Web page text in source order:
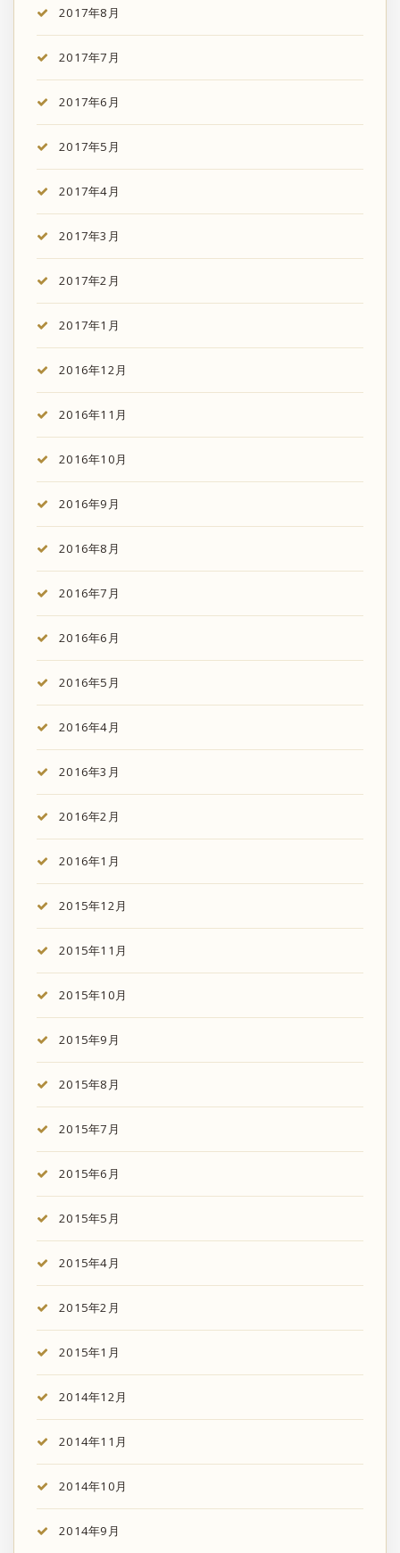
2017年8月
2017年7月
2017年6月
2017年5月
2017年4月
2017年3月
2017年2月
2017年1月
2016年12月
2016年11月
2016年10月
2016年9月
2016年8月
2016年7月
2016年6月
2016年5月
2016年4月
2016年3月
2016年2月
2016年1月
2015年12月
2015年11月
2015年10月
2015年9月
2015年8月
2015年7月
2015年6月
2015年5月
2015年4月
2015年2月
2015年1月
2014年12月
2014年11月
2014年10月
2014年9月